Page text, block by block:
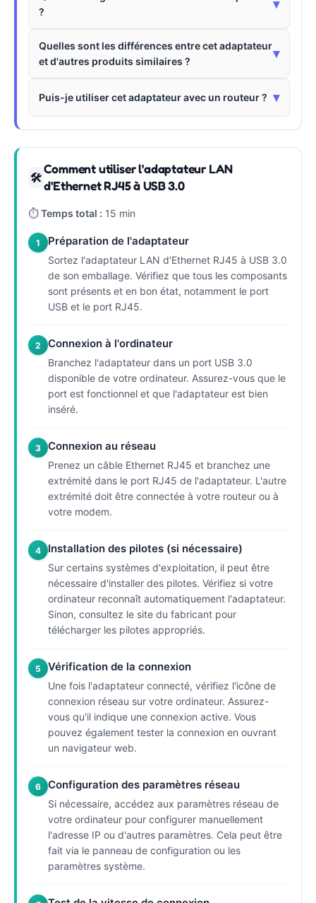
?
▾
Quelles sont les différences entre cet adaptateur
et d'autres produits similaires ?
▾
Puis-je utiliser cet adaptateur avec un routeur ? ▾
🛠
Comment utiliser l'adaptateur LAN
d'Ethernet RJ45 à USB 3.0
⏱Temps total : 15 min
1 Préparation de l'adaptateur
Sortez l'adaptateur LAN d'Ethernet RJ45 à USB 3.0
de son emballage. Vérifiez que tous les composants
sont présents et en bon état, notamment le port
USB et le port RJ45.
2 Connexion à l'ordinateur
Branchez l'adaptateur dans un port USB 3.0
disponible de votre ordinateur. Assurez-vous que le
port est fonctionnel et que l'adaptateur est bien
inséré.
3 Connexion au réseau
Prenez un câble Ethernet RJ45 et branchez une
extrémité dans le port RJ45 de l'adaptateur. L'autre
extrémité doit être connectée à votre routeur ou à
votre modem.
4 Installation des pilotes (si nécessaire)
Sur certains systèmes d'exploitation, il peut être
nécessaire d'installer des pilotes. Vérifiez si votre
ordinateur reconnaît automatiquement l'adaptateur.
Sinon, consultez le site du fabricant pour
télécharger les pilotes appropriés.
5 Vérification de la connexion
Une fois l'adaptateur connecté, vérifiez l'icône de
connexion réseau sur votre ordinateur. Assurez-
vous qu'il indique une connexion active. Vous
pouvez également tester la connexion en ouvrant
un navigateur web.
6 Configuration des paramètres réseau
Si nécessaire, accédez aux paramètres réseau de
votre ordinateur pour configurer manuellement
l'adresse IP ou d'autres paramètres. Cela peut être
fait via le panneau de configuration ou les
paramètres système.